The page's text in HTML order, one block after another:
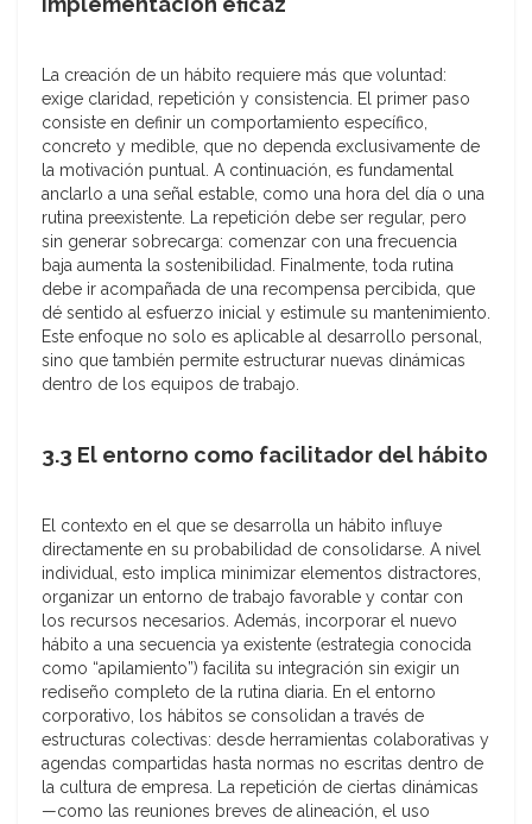
La creación de un hábito requiere más que voluntad:
exige claridad, repetición y consistencia. El primer paso
consiste en definir un comportamiento específico,
concreto y medible, que no dependa exclusivamente de
la motivación puntual. A continuación, es fundamental
anclarlo a una señal estable, como una hora del día o una
rutina preexistente. La repetición debe ser regular, pero
sin generar sobrecarga: comenzar con una frecuencia
baja aumenta la sostenibilidad. Finalmente, toda rutina
debe ir acompañada de una recompensa percibida, que
dé sentido al esfuerzo inicial y estimule su mantenimiento.
Este enfoque no solo es aplicable al desarrollo personal,
sino que también permite estructurar nuevas dinámicas
dentro de los equipos de trabajo.
3.3 El entorno como facilitador del hábito
El contexto en el que se desarrolla un hábito influye
directamente en su probabilidad de consolidarse. A nivel
individual, esto implica minimizar elementos distractores,
organizar un entorno de trabajo favorable y contar con
los recursos necesarios. Además, incorporar el nuevo
hábito a una secuencia ya existente (estrategia conocida
como “apilamiento”) facilita su integración sin exigir un
rediseño completo de la rutina diaria. En el entorno
corporativo, los hábitos se consolidan a través de
estructuras colectivas: desde herramientas colaborativas y
agendas compartidas hasta normas no escritas dentro de
la cultura de empresa. La repetición de ciertas dinámicas
—como las reuniones breves de alineación, el uso